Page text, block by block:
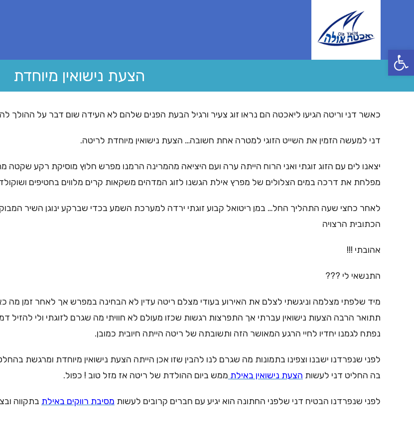
פתח סרגל נגישות
הצעת נישואין מיוחדת
כאשר דני וריטה הגיעו ליאכטה הם נראו זוג צעיר ורגיל הבעת הפנים שלהם לא העידה שום דבר על ההולך
דני למעשה הזמין את השייט הזוגי למטרה אחת חשובה… הצעת נישואין מיוחדת לריטה.
יצאנו לים עם הזוג זוגתי ואני הרוח הייתה ערה ועם היציאה מהמרינה הרמנו מפרש חלוץ מוסיקת רקע
מפלחת את דרכה במים הצלולים של מפרץ אילת הגשנו לזוג המדהים משקאות קרים מלווים בחטיפים
לאחר כחצי שעה התהליך החל… במן ריטואל קבוע זוגתי ירדה למערכת השמע בכדי שברקע ינוגן השיר
הכתובית הרצויה
אהובתי !!!
התנשאי לי ???
מיד שלפתי מצלמה וניגשתי לצלם את האירוע בעודי מצלם ריטה עדין לא הבחינה במפרש אך לאחר זמן מה
תתואר הרבה הצעות נישואין עברתי אך התפרצות רגשות שכזו מעולם לא חוויתי מה שגרם לזוגתי ולי
נפתח לגמנו יחדיו לחיי הרגע המאושר הזה ותשובתה של ריטה הייתה חיובית כמובן.
לפני שנפרדנו ישבנו וצפינו בתמונות מה שגרם לנו להבין שזו אכן הייתה הצעת נישואין מיוחדת ומרגשת
בה החליט דני לעשות הצעת נישואין באילת ממש ביום ההולדת של ריטה אז מזל טוב ! כפול.
לפני שנפרדנו הבטיח דני שלפני החתונה הוא יגיע עם חברים קרובים לעשות מסיבת רווקים באילת בתקווה